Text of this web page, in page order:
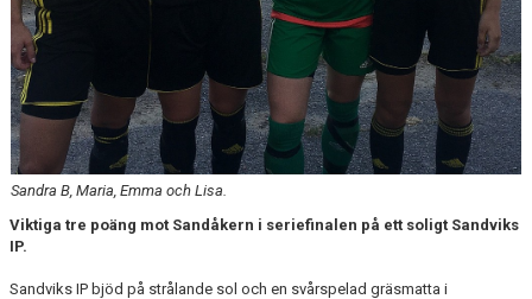
Sandra B, Maria, Emma och Lisa.
Viktiga tre poäng mot Sandåkern i seriefinalen på ett soligt Sandviks
IP.
Sandviks IP bjöd på strålande sol och en svårspelad gräsmatta i